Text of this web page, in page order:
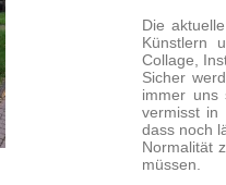
Die
Künstlern
Collage,
Sicher
immer uns
vermisst in
dass noch
Normalität
müssen.